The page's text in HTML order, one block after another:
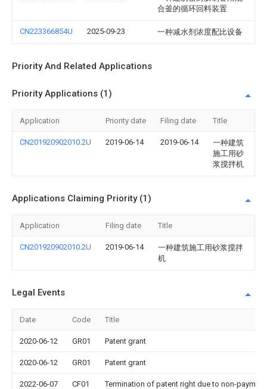
合釜的循环回料装置
CN223366854U 2025-09-23 一种减水剂浓度配比设备
Priority And Related Applications
Priority Applications (1)
Application Priority date Filing date Title
CN201920902010.2U 2019-06-14 2019-06-14
一种建筑
施工用砂
浆搅拌机
Applications Claiming Priority (1)
Application Filing date Title
CN201920902010.2U 2019-06-14
一种建筑施工用砂浆搅拌
机
Legal Events
Date Code Title
2020-06-12 GR01 Patent grant
2020-06-12 GR01 Patent grant
2022-06-07 CF01 Termination of patent right due to non-